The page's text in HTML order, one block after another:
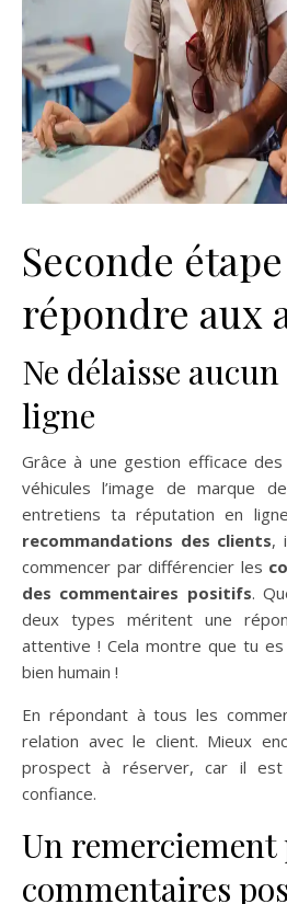
Seconde
répondre aux
Ne délaisse
ligne
Grâce à une gestion efficace
véhicules l’image de marque
entretiens ta réputation en
recommandations des clients,
commencer par différencier les
des commentaires positifs.
deux types méritent une
attentive ! Cela montre que tu
bien humain !
En répondant à tous les
relation avec le client. Mieux
prospect à réserver, car il
confiance.
Un remerciement
commentaires